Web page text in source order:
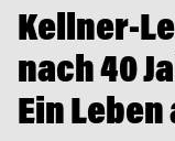
Kellner-
nach 40
Ein